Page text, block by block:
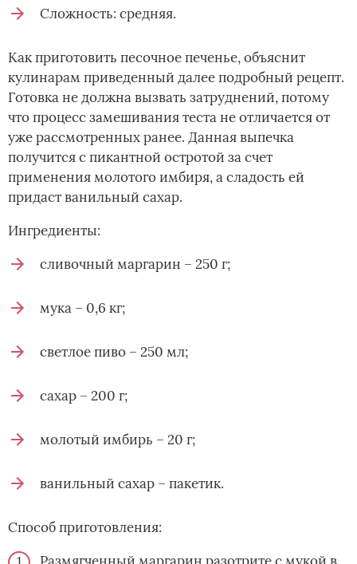
Сложность: средняя.
Как приготовить песочное печенье, объяснит
кулинарам приведенный далее подробный рецепт.
Готовка не должна вызвать затруднений, потому
что процесс замешивания теста не отличается от
уже рассмотренных ранее. Данная выпечка
получится с пикантной остротой за счет
применения молотого имбиря, а сладость ей
придаст ванильный сахар.
Ингредиенты:
сливочный маргарин – 250 г;
мука – 0,6 кг;
светлое пиво – 250 мл;
сахар – 200 г;
молотый имбирь – 20 г;
ванильный сахар – пакетик.
Способ приготовления: